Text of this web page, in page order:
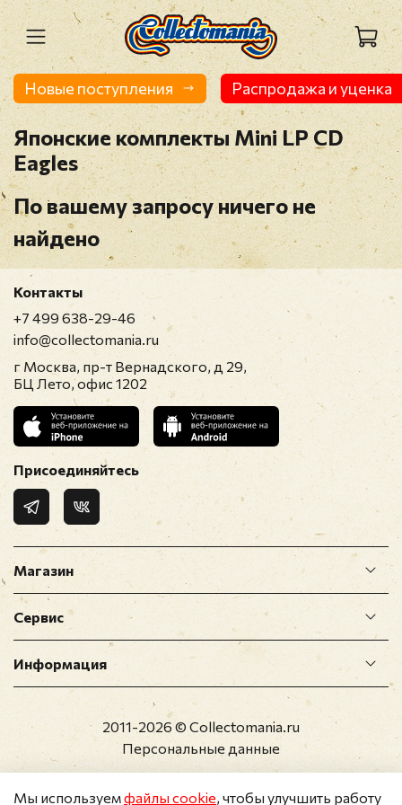
Новые поступления Распродажа и уценка
Японские комплекты Mini LP CD
Eagles
По вашему запросу ничего не
найдено
Магазин
Сервис
Информация
Контакты
+7 499 638-29-46
info@collectomania.ru
г Москва, пр-т Вернадского, д 29,
БЦ Лето, офис 1202
Присоединяйтесь
2011-2026 © Collectomania.ru
Персональные данные
Мы используемфайлы cookie, чтобы улучшить работу